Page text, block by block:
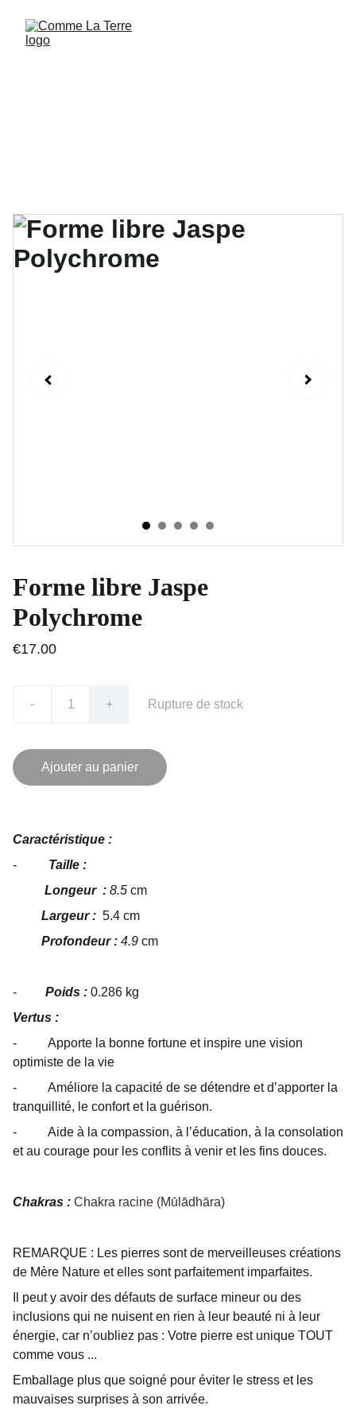
Forme libre Jaspe
Polychrome
€17.00
- + Rupture de stock
Ajouter au panier
Caractéristique :
- Taille :
Longeur : 8.5 cm
Largeur : 5.4 cm
Profondeur : 4.9 cm
- Poids : 0.286 kg
Vertus :
- Apporte la bonne fortune et inspire une vision
optimiste de la vie
- Améliore la capacité de se détendre et d’apporter la
tranquillité, le confort et la guérison.
- Aide à la compassion, à l’éducation, à la consolation
et au courage pour les conflits à venir et les fins douces.
Chakras : Chakra racine (Mūlādhāra)
REMARQUE : Les pierres sont de merveilleuses créations
de Mère Nature et elles sont parfaitement imparfaites.
Il peut y avoir des défauts de surface mineur ou des
inclusions qui ne nuisent en rien à leur beauté ni à leur
énergie, car n’oubliez pas : Votre pierre est unique TOUT
comme vous ...
Emballage plus que soigné pour éviter le stress et les
mauvaises surprises à son arrivée.